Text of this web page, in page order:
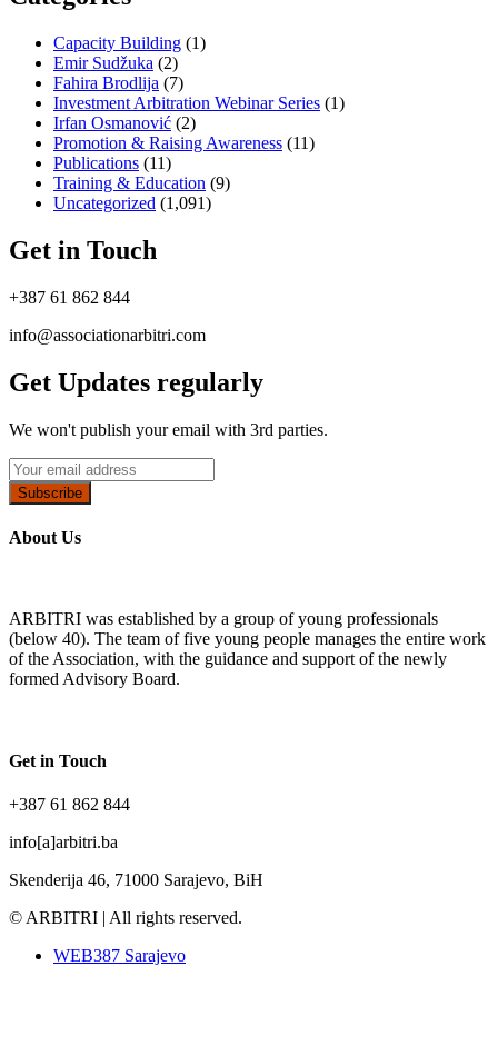
Capacity Building (1)
Emir Sudžuka​ (2)
Fahira Brodlija (7)
Investment Arbitration Webinar Series (1)
Irfan Osmanović​ (2)
Promotion & Raising Awareness (11)
Publications (11)
Training & Education (9)
Uncategorized (1,091)
Get in Touch
+387 61 862 844
info@associationarbitri.com
Get Updates regularly
We won't publish your email with 3rd parties.
Subscribe
About Us
ARBITRI was established by a group of young professionals
(below 40). The team of five young people manages the entire work
of the Association, with the guidance and support of the newly
formed Advisory Board.
Get in Touch
+387 61 862 844
info[a]arbitri.ba
Skenderija 46, 71000 Sarajevo, BiH
© ARBITRI | All rights reserved.
WEB387 Sarajevo